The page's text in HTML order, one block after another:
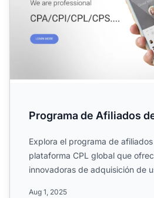
Programa de Afiliados
Explora el programa de
plataforma CPL global que
innovadoras de adquisición de
Aug 1, 2025